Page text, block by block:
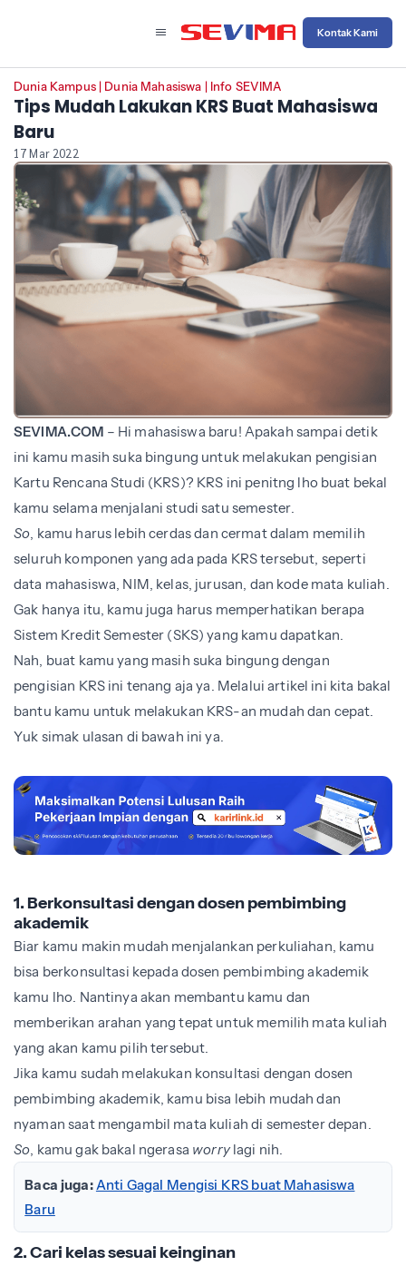
Kontak Kami
Dunia Kampus| Dunia Mahasiswa | Info SEVIMA
Tips Mudah Lakukan KRS Buat Mahasiswa
Baru
17 Mar 2022
SEVIMA.COM – Hi mahasiswa baru! Apakah sampai detik
ini kamu masih suka bingung untuk melakukan pengisian
Kartu Rencana Studi (KRS)? KRS ini penitng lho buat bekal
kamu selama menjalani studi satu semester.
So, kamu harus lebih cerdas dan cermat dalam memilih
seluruh komponen yang ada pada KRS tersebut, seperti
data mahasiswa, NIM, kelas, jurusan, dan kode mata kuliah.
Gak hanya itu, kamu juga harus memperhatikan berapa
Sistem Kredit Semester (SKS) yang kamu dapatkan.
Nah, buat kamu yang masih suka bingung dengan
pengisian KRS ini tenang aja ya. Melalui artikel ini kita bakal
bantu kamu untuk melakukan KRS-an mudah dan cepat.
Yuk simak ulasan di bawah ini ya.
1. Berkonsultasi dengan dosen pembimbing
akademik
Biar kamu makin mudah menjalankan perkuliahan, kamu
bisa berkonsultasi kepada dosen pembimbing akademik
kamu lho. Nantinya akan membantu kamu dan
memberikan arahan yang tepat untuk memilih mata kuliah
yang akan kamu pilih tersebut.
Jika kamu sudah melakukan konsultasi dengan dosen
pembimbing akademik, kamu bisa lebih mudah dan
nyaman saat mengambil mata kuliah di semester depan.
So , kamu gak bakal ngerasa worrylagi nih.
Baca juga:Anti Gagal Mengisi KRS buat Mahasiswa
Baru
2. Cari kelas sesuai keinginan